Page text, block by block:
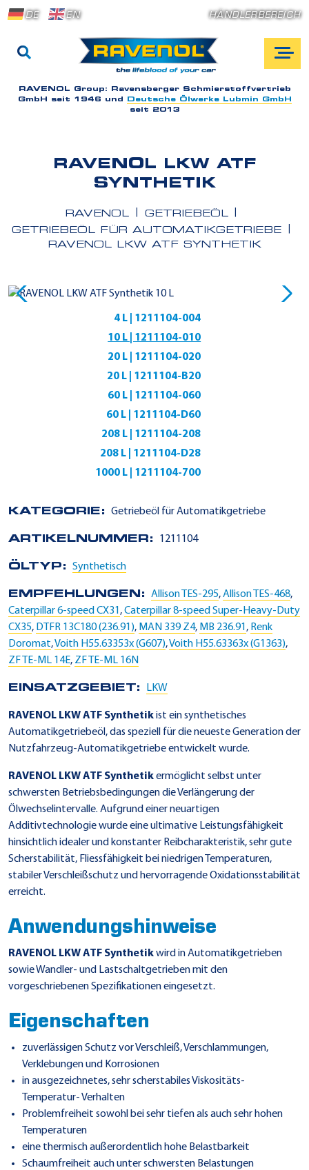
DE EN HÄNDLERBEREICH
RAVENOL Group: Ravensberger Schmierstoffvertrieb
GmbH seit 1946 und
Deutsche Ölwerke Lubmin GmbH
seit 2013
RAVENOL LKW ATF
SYNTHETIK
RAVENOL
GETRIEBEÖL
GETRIEBEÖL FÜR AUTOMATIKGETRIEBE
RAVENOL LKW ATF SYNTHETIK
4 L | 1211104-004
10 L | 1211104-010
20 L | 1211104-020
20 L | 1211104-B20
60 L | 1211104-060
60 L | 1211104-D60
208 L | 1211104-208
208 L | 1211104-D28
1000 L | 1211104-700
KATEGORIE: Getriebeöl für Automatikgetriebe
ARTIKELNUMMER: 1211104
ÖLTYP: Synthetisch
EMPFEHLUNGEN: Allison TES-295,Allison TES-468,
Caterpillar 6-speed CX31 ,Caterpillar 8-speed Super-Heavy-Duty
CX35, DTFR 13C180 (236.91), MAN 339 Z4, MB 236.91 , Renk
Doromat,Voith H55.63353x (G607),Voith H55.63363x (G1363),
ZF TE-ML 14E, ZF TE-ML 16N
EINSATZGEBIET: LKW
RAVENOL LKW ATF Synthetikist ein synthetisches
Automatikgetriebeöl, das speziell für die neueste Generation der
Nutzfahrzeug-Automatikgetriebe entwickelt wurde.
RAVENOL LKW ATF Synthetikermöglicht selbst unter
schwersten Betriebsbedingungen die Verlängerung der
Ölwechselintervalle. Aufgrund einer neuartigen
Additivtechnologie wurde eine ultimative Leistungsfähigkeit
hinsichtlich idealer und konstanter Reibcharakteristik, sehr gute
Scherstabilität, Fliessfähigkeit bei niedrigen Temperaturen,
stabiler Verschleißschutz und hervorragende Oxidationsstabilität
erreicht.
Anwendungshinweise
RAVENOL LKW ATF Synthetikwird in Automatikgetrieben
sowie Wandler- und Lastschaltgetrieben mit den
vorgeschriebenen Spezifikationen eingesetzt.
Eigenschaften
zuverlässigen Schutz vor Verschleiß, Verschlammungen,
Verklebungen und Korrosionen
in ausgezeichnetes, sehr scherstabiles Viskositäts-
Temperatur- Verhalten
Problemfreiheit sowohl bei sehr tiefen als auch sehr hohen
Temperaturen
eine thermisch außerordentlich hohe Belastbarkeit
Schaumfreiheit auch unter schwersten Belastungen